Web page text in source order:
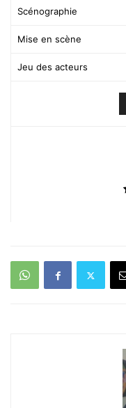
Scénographie
Mise en scène
Jeu des acteurs